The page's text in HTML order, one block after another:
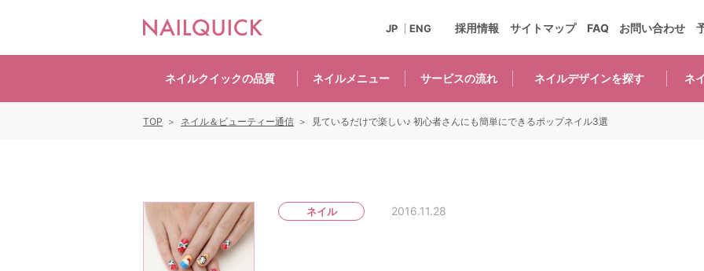
ネイルクイックの品質 ネイルメニュー サービスの流れ ネイルデザインを探す ネ
採用情報 サイトマップ FAQ お問い合わせ
JP ENG
ネイル 2016.11.28
TOP ネイル＆ビューティー通信 見ているだけで楽しい♪ 初心者さんにも簡単にできるポップネイル3選